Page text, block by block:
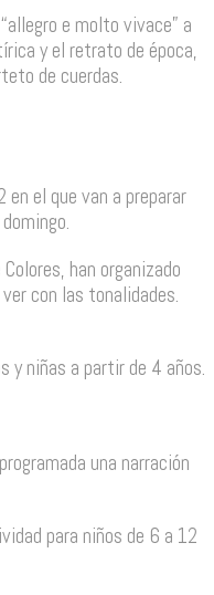
e molto vivace” a
y el retrato de época,
de cuerdas.
el que van a preparar
han organizado
con las tonalidades.
y niñas a partir de 4 años.
una narración
para niños de 6 a 12